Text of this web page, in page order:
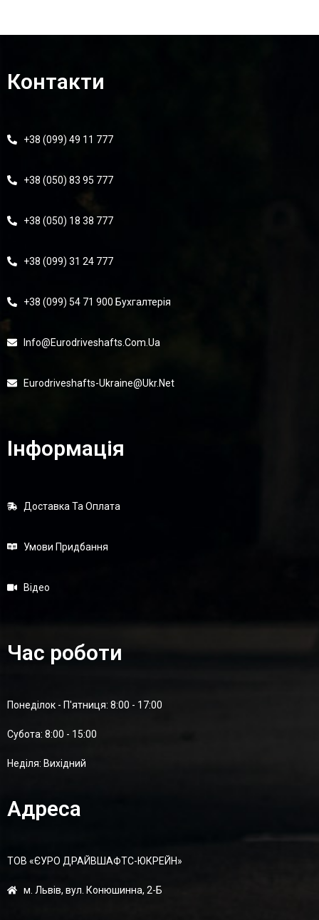
Контакти
+38 (099) 49 11 777
+38 (050) 83 95 777
+38 (050) 18 38 777
+38 (099) 31 24 777
+38 (099) 54 71 900 Бухгалтерія
Info@eurodriveshafts.com.ua
Eurodriveshafts-Ukraine@ukr.net
Інформація
Доставка Та Оплата
Умови Придбання
Відео
Час роботи
Понеділок - П'ятниця: 8:00 - 17:00
Суботa: 8:00 - 15:00
Неділя: Вихідний
Адреса
ТОВ «ЄУРО ДРАЙВШАФТC-ЮКРЕЙН»
м. Львів, вул. Конюшинна, 2-Б